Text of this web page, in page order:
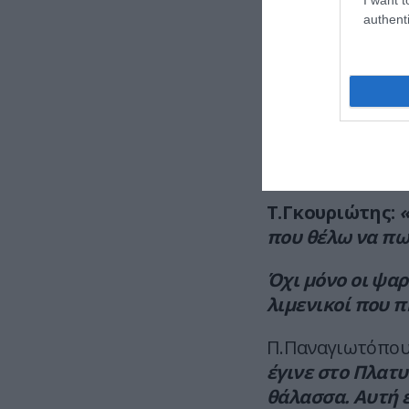
Αυτό είναι σαφέ
Τ.Γκουριώτης:
που θέλω να πω
Όχι μόνο οι
λιμενικοί που
έγινε στο
θάλασσα. Αυτή